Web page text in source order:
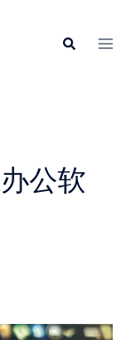
Search
公软